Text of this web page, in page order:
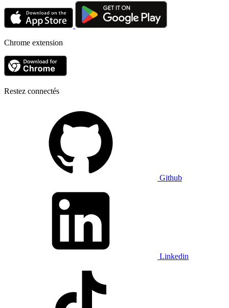
Chrome extension
Restez connectés
Github
Linkedin